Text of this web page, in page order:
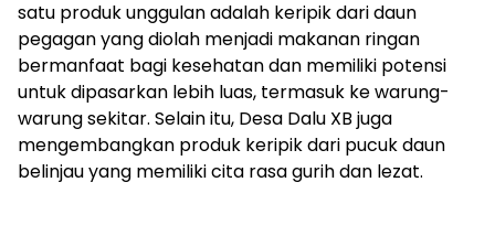
satu produk unggulan adalah keripik dari daun
pegagan yang diolah menjadi makanan ringan
bermanfaat bagi kesehatan dan memiliki potensi
untuk dipasarkan lebih luas, termasuk ke warung-
warung sekitar. Selain itu, Desa Dalu XB juga
mengembangkan produk keripik dari pucuk daun
belinjau yang memiliki cita rasa gurih dan lezat.